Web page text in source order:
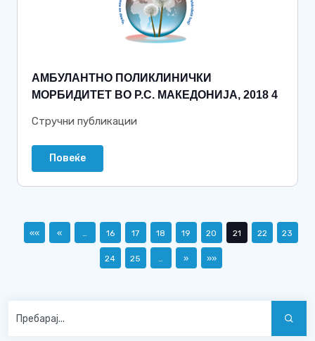
АМБУЛАНТНО ПОЛИКЛИНИЧКИ
МОРБИДИТЕТ ВО Р.С. МАКЕДОНИЈА, 2018 4
Стручни публикации
Повеќе
«« « … 16 17 18 19 20 21 22 23
24 25 … » »»